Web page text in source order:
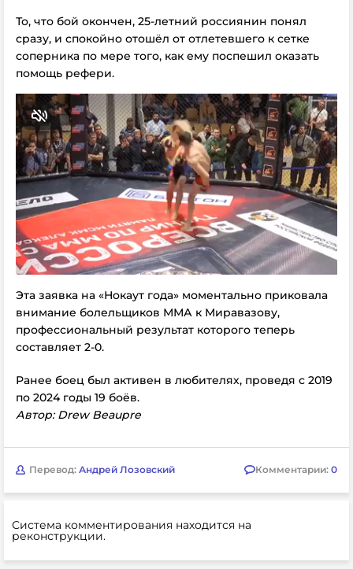
То, что бой окончен, 25-летний россиянин понял
сразу, и спокойно отошёл от отлетевшего к сетке
соперника по мере того, как ему поспешил оказать
помощь рефери.
Эта заявка на «Нокаут года» моментально приковала
внимание болельщиков ММА к Миравазову,
профессиональный результат которого теперь
составляет 2-0.
Ранее боец был активен в любителях, проведя с 2019
по 2024 годы 19 боёв.
Автор: Drew Beaupre
Перевод: Андрей Лозовский Комментарии: 0
Система комментирования находится на
реконструкции.